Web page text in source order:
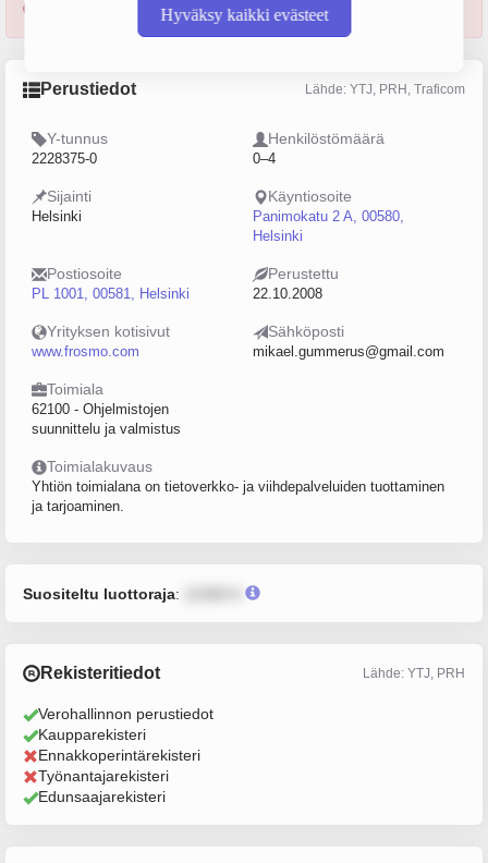
Hyväksy kaikki evästeet
Yritys konkurssissa 24.02.2026 alkaen.
Perustiedot Lähde: YTJ, PRH, Traficom
Y-tunnus
2228375-0
Henkilöstömäärä
0–4
Sijainti
Helsinki
Käyntiosoite
Panimokatu 2 A, 00580,
Helsinki
Postiosoite
PL 1001, 00581, Helsinki
Perustettu
22.10.2008
Yrityksen kotisivut
www.frosmo.com
Sähköposti
mikael.gummerus@gmail.com
Toimiala
62100 - Ohjelmistojen
suunnittelu ja valmistus
Toimialakuvaus
Yhtiön toimialana on tietoverkko- ja viihdepalveluiden tuottaminen
ja tarjoaminen.
Suositeltu luottoraja:
Rekisteritiedot Lähde: YTJ, PRH
Verohallinnon perustiedot
Kaupparekisteri
Ennakkoperintärekisteri
Työnantajarekisteri
Edunsaajarekisteri